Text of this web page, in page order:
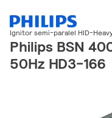
Ignitor semi-paralel HID-
Philips BSN
50Hz HD3-166